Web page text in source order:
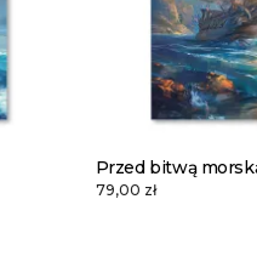
Przed bitwą
79,00 zł